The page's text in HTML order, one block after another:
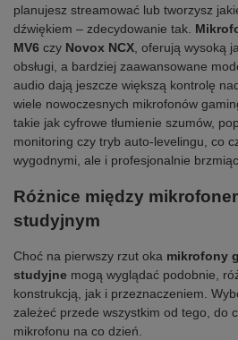
planujesz streamować lub tworzysz
dźwiękiem – zdecydowanie tak.
MV6 czy Novox NCX, oferują wysoką
obsługi, a bardziej zaawansowane
audio dają jeszcze większą kontrolę
wiele nowoczesnych mikrofonów
takie jak cyfrowe tłumienie szumów,
monitoring czy tryb auto-levelingu, co
wygodnymi, ale i profesjonalnie
Różnice między
studyjnym
Choć na pierwszy rzut oka mikrofony
studyjne mogą wyglądać podobnie,
konstrukcją, jak i przeznaczeniem.
zależeć przede wszystkim od tego, do
mikrofonu na co dzień.